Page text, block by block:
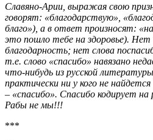
Славяно-Арии, выражая свою
говорят: «благодарствую»,
благо»), а в ответ произносят:
это пошло тебе на здоровье). Нет
благодарность; нет слова
т.е. слово «спасибо» навязано
что-нибудь из русской
практически ни у кого не
– «спасибо». Спасибо кодирует
Рабы не мы!!!
***